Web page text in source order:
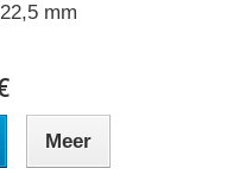
mm
Meer